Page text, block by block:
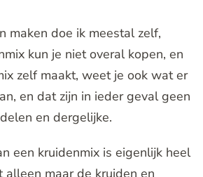
maken doe ik meestal zelf,
kun je niet overal kopen, en
zelf maakt, weet je ook wat er
en dat zijn in ieder geval geen
en dergelijke.
een kruidenmix is eigenlijk heel
alleen maar de kruiden en